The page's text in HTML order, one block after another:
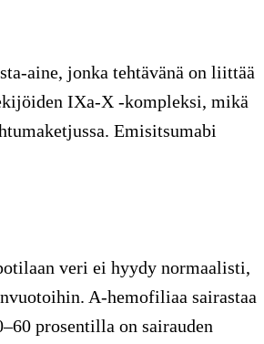
aine, jonka tehtävänä on liittää
IXa-X -kompleksi, mikä
Emisitsumabi
veri ei hyydy normaalisti,
A-hemofiliaa sairastaa
prosentilla on sairauden